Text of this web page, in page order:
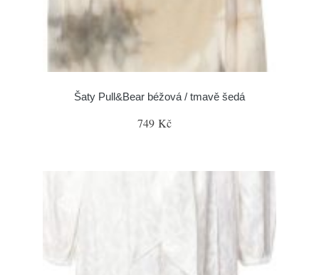
Šaty Pull&Bear béžová / tmavě šedá
749 Kč